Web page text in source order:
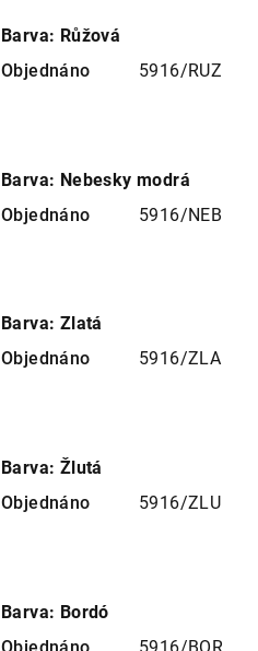
Barva: Růžová
Objednáno
5916/RUZ
Barva: Nebesky modrá
Objednáno
5916/NEB
Barva: Zlatá
Objednáno
5916/ZLA
Barva: Žlutá
Objednáno
5916/ZLU
Barva: Bordó
Objednáno
5916/BOR